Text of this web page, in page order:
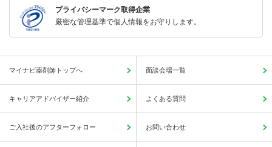
プライバシーマーク取得企業
厳密な管理基準で個人情報をお守りします。
マイナビ薬剤師トップへ 面談会場一覧
キャリアアドバイザー紹介 よくある質問
ご入社後のアフターフォロー お問い合わせ